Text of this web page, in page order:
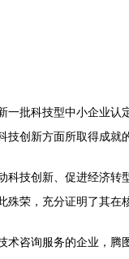
一批科技型中小企业
技创新方面所取得成就
科技创新、促进经济转
殊荣，充分证明了其
术咨询服务的企业，腾